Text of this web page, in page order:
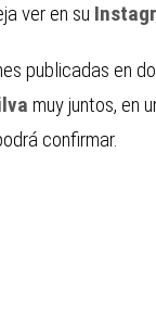
ver en su
publicadas en
muy juntos, en
confirmar.